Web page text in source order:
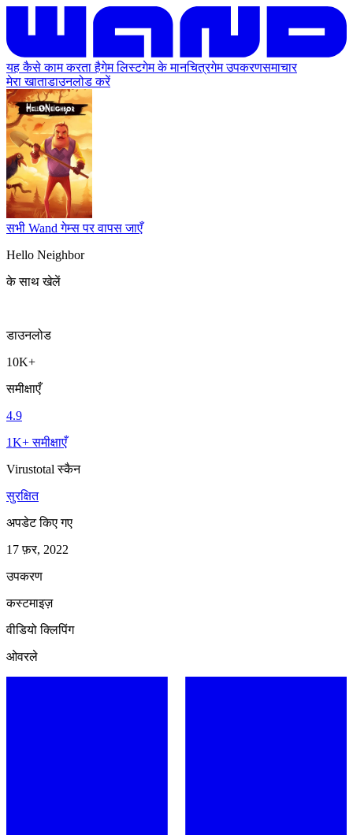
यह कैसे काम करता हैगेम लिस्टगेम के मानचित्रगेम उपकरणसमाचार
मेरा खाताडाउनलोड करें
सभी Wand गेम्स पर वापस जाएँ
Hello Neighbor
के साथ खेलें
डाउनलोड
10K+
समीक्षाएँ
4.9
1K+ समीक्षाएँ
Virustotal स्कैन
सुरक्षित
अपडेट किए गए
17 फ़र, 2022
उपकरण
कस्टमाइज़
वीडियो क्लिपिंग
ओवरले